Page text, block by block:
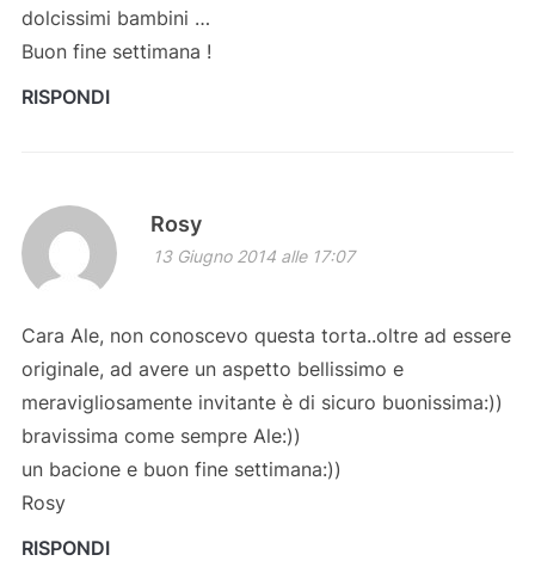
dolcissimi bambini …
Buon fine settimana !
RISPONDI
Rosy
13 Giugno 2014 alle 17:07
Cara Ale, non conoscevo questa torta..oltre ad essere
originale, ad avere un aspetto bellissimo e
meravigliosamente invitante è di sicuro buonissima:))
bravissima come sempre Ale:))
un bacione e buon fine settimana:))
Rosy
RISPONDI